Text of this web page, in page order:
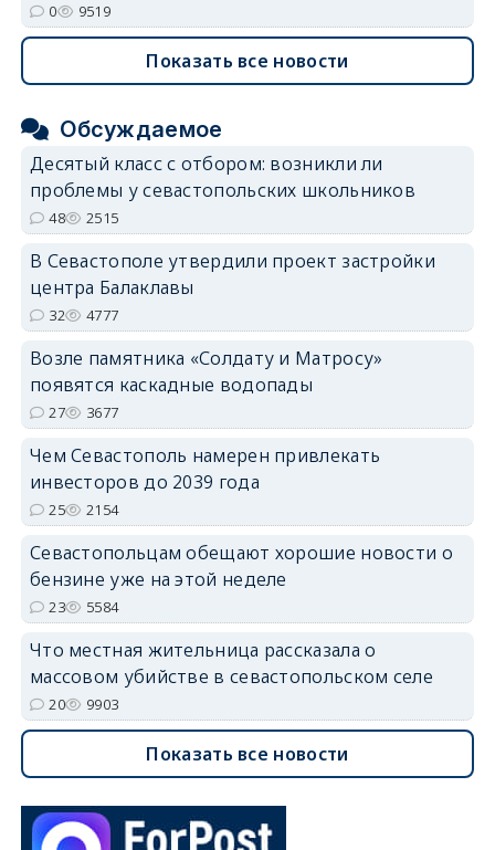
0 9519
Показать все новости
Обсуждаемое
Десятый класс с отбором: возникли ли
проблемы у севастопольских школьников
48 2515
В Севастополе утвердили проект застройки
центра Балаклавы
32 4777
Возле памятника «Солдату и Матросу»
появятся каскадные водопады
27 3677
Чем Севастополь намерен привлекать
инвесторов до 2039 года
25 2154
Севастопольцам обещают хорошие новости о
бензине уже на этой неделе
23 5584
Что местная жительница рассказала о
массовом убийстве в севастопольском селе
20 9903
Показать все новости